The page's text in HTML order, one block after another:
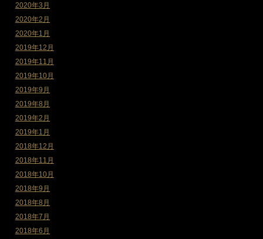
2020年3月
2020年2月
2020年1月
2019年12月
2019年11月
2019年10月
2019年9月
2019年8月
2019年2月
2019年1月
2018年12月
2018年11月
2018年10月
2018年9月
2018年8月
2018年7月
2018年6月